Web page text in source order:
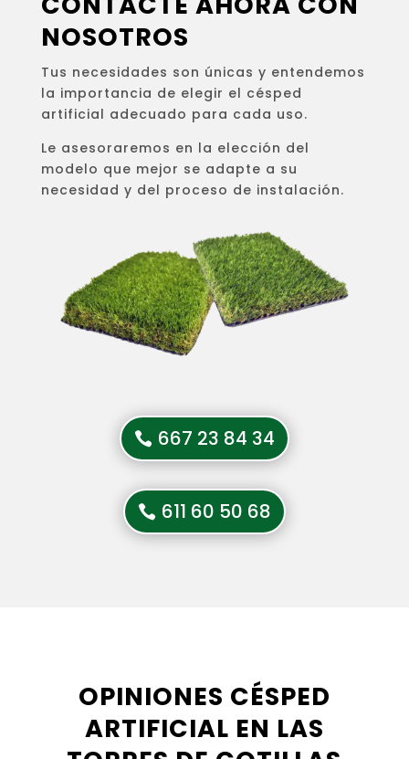
NOSOTROS
Tus necesidades son únicas y entendemos
la importancia de elegir el césped
artificial adecuado para cada uso.
Le asesoraremos en la elección del
modelo que mejor se adapte a su
necesidad y del proceso de instalación.
667 23 84 34
611 60 50 68
OPINIONES CÉSPED
ARTIFICIAL EN LAS